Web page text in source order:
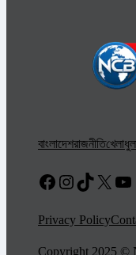
বাংলাদেশরাজনীতি
Facebook
Instagram
TikTok
X
Privacy Policy
Copyright 2025 ©